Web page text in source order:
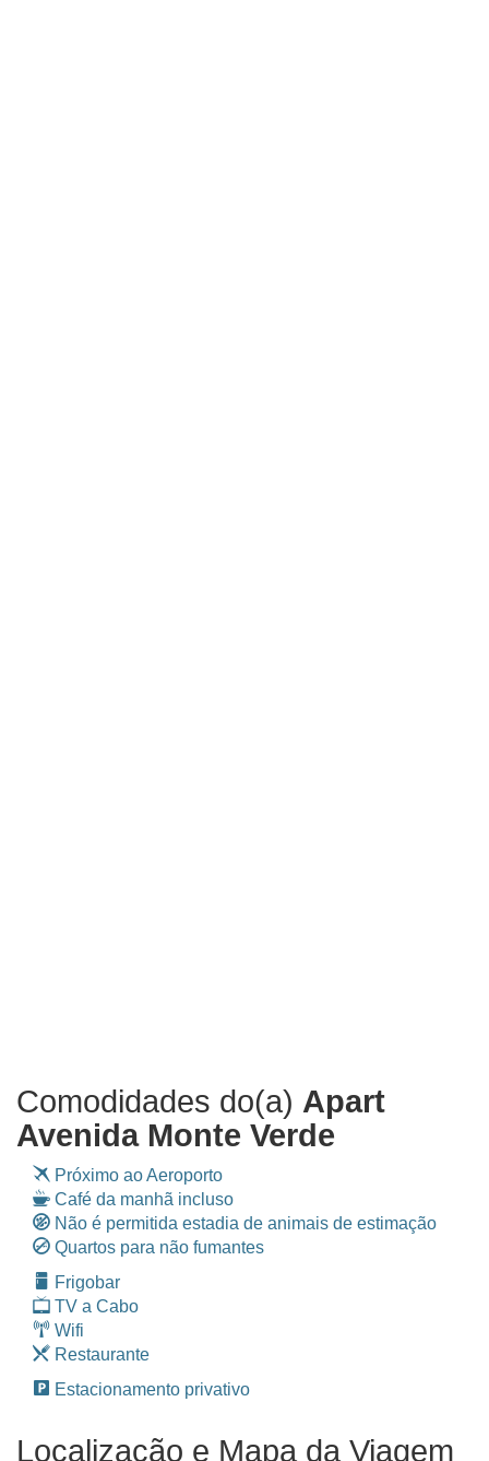
Comodidades do(a) Apart
Avenida Monte Verde
Próximo ao Aeroporto
Café da manhã incluso
Não é permitida estadia de animais de estimação
Quartos para não fumantes
Frigobar
TV a Cabo
Wifi
Restaurante
Estacionamento privativo
Localização e Mapa da Viagem